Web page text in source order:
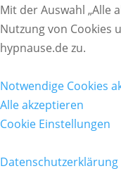
Mit der Auswahl „Alle
Nutzung von Cookies
hypnause.de zu.
Notwendige Cookies
Alle akzeptieren
Cookie Einstellungen
Datenschutzerklärung